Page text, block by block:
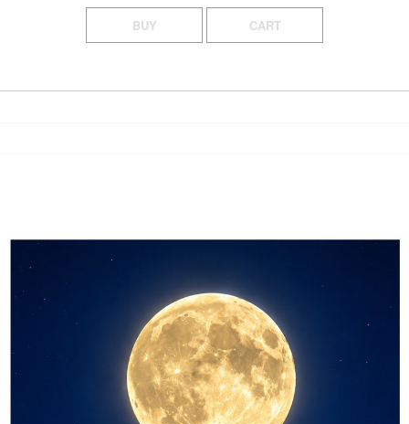
BUY CART